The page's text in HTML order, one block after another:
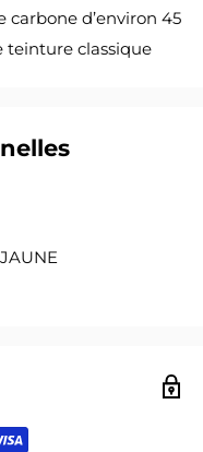
carbone d’environ 45
teinture classique